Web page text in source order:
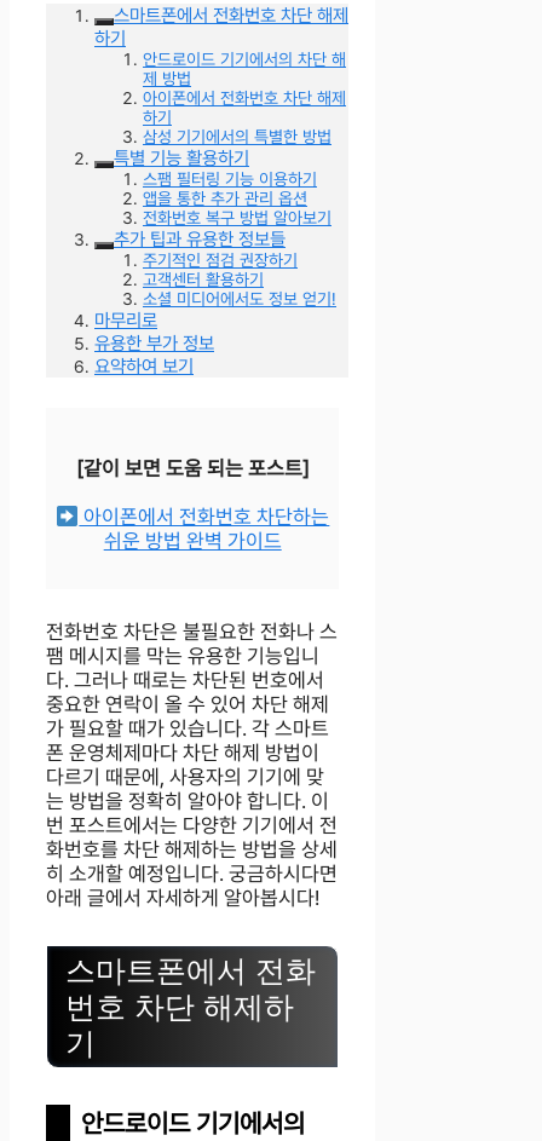
스마트폰에서 전화번호 차단 해제
하기
안드로이드 기기에서의 차단 해
제 방법
아이폰에서 전화번호 차단 해제
하기
삼성 기기에서의 특별한 방법
특별 기능 활용하기
스팸 필터링 기능 이용하기
앱을 통한 추가 관리 옵션
전화번호 복구 방법 알아보기
추가 팁과 유용한 정보들
주기적인 점검 권장하기
고객센터 활용하기
소셜 미디어에서도 정보 얻기!
마무리로
유용한 부가 정보
요약하여 보기
[같이 보면 도움 되는 포스트]
아이폰에서 전화번호 차단하는
쉬운 방법 완벽 가이드
전화번호 차단은 불필요한 전화나 스
팸 메시지를 막는 유용한 기능입니
다. 그러나 때로는 차단된 번호에서
중요한 연락이 올 수 있어 차단 해제
가 필요할 때가 있습니다. 각 스마트
폰 운영체제마다 차단 해제 방법이
다르기 때문에, 사용자의 기기에 맞
는 방법을 정확히 알아야 합니다. 이
번 포스트에서는 다양한 기기에서 전
화번호를 차단 해제하는 방법을 상세
히 소개할 예정입니다. 궁금하시다면
아래 글에서 자세하게 알아봅시다!
스마트폰에서 전화
번호 차단 해제하
기
안드로이드 기기에서의